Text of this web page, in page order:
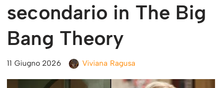
secondario in The Big
Bang Theory
11 Giugno 2026 Viviana Ragusa